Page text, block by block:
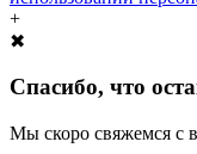
+
✖
Спасибо, что
Мы скоро свяжемся с